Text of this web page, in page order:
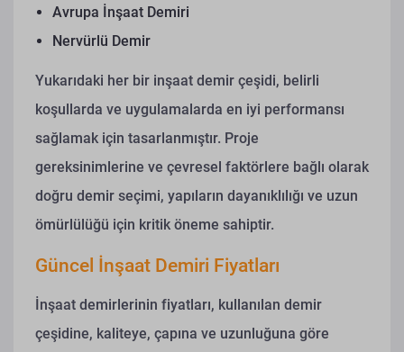
Avrupa İnşaat Demiri
Nervürlü Demir
Yukarıdaki her bir inşaat demir çeşidi, belirli
koşullarda ve uygulamalarda en iyi performansı
sağlamak için tasarlanmıştır. Proje
gereksinimlerine ve çevresel faktörlere bağlı olarak
doğru demir seçimi, yapıların dayanıklılığı ve uzun
ömürlülüğü için kritik öneme sahiptir.
Güncel İnşaat Demiri Fiyatları
İnşaat demirlerinin fiyatları, kullanılan demir
çeşidine, kaliteye, çapına ve uzunluğuna göre